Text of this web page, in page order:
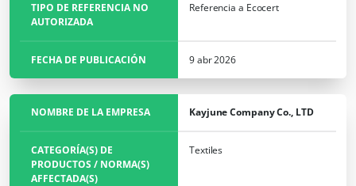
NUESTROS SECTORES COMERCIALES
Cosméticos
Textiles
Forestal
Productos del hogar
Materiales sostenibles
TIPO DE REFERENCIA NO
AUTORIZADA
Referencia a Ecocert
FECHA DE PUBLICACIÓN 9 abr 2026
NOMBRE DE LA EMPRESA Kayjune Company Co., LTD
CATEGORÍA(S) DE
PRODUCTOS / NORMA(S)
AFFECTADA(S)
Textiles